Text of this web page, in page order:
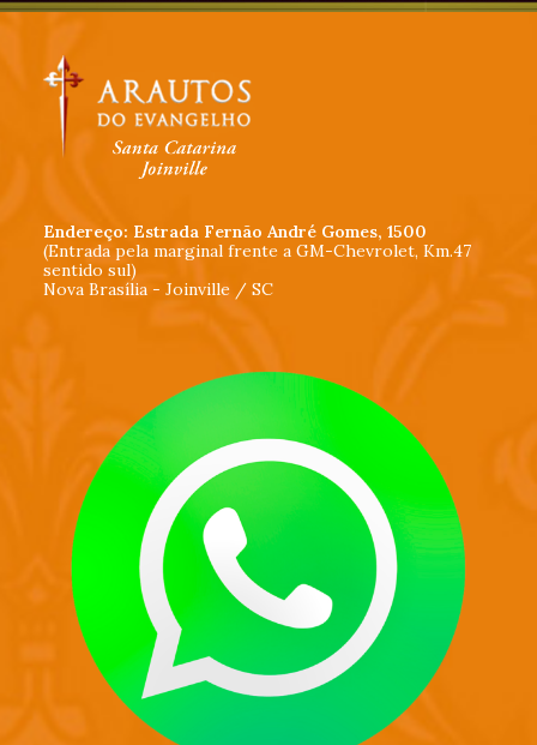
Endereço: Estrada Fernão André Gomes, 1500
(Entrada pela marginal frente a GM-Chevrolet, Km.47
sentido sul)
Nova Brasília - Joinville / SC